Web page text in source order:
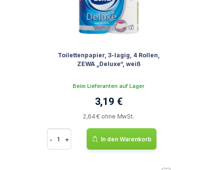
Toilettenpapier, 3-lagig, 4 Rollen,
ZEWA „Deluxe“, weiß
Beim Lieferanten auf Lager
3,19 €
2,64 € ohne MwSt.
- + In den Warenkorb